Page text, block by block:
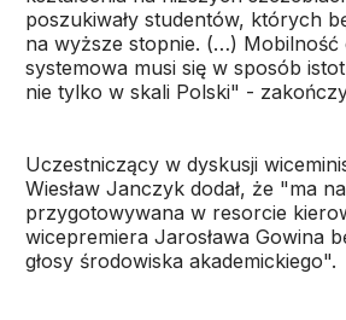
poszukiwały studentów, których
na wyższe stopnie. (…) Mobilność
systemowa musi się w sposób
nie tylko w skali Polski" -
Uczestniczący w dyskusji
Wiesław Janczyk dodał, że "ma
przygotowywana w resorcie
wicepremiera Jarosława Gowina
głosy środowiska akademickiego".